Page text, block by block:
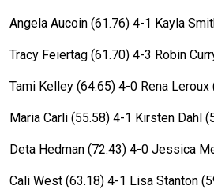
Angela Aucoin (61.76) 4-1 Kayla
Tracy Feiertag (61.70) 4-3 Robin
Tami Kelley (64.65) 4-0 Rena Leroux
Maria Carli (55.58) 4-1 Kirsten Dahl
Deta Hedman (72.43) 4-0 Jessica
Cali West (63.18) 4-1 Lisa Stanton